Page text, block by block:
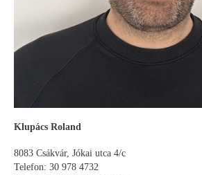
Klupács Roland
8083 Csákvár, Jókai utca 4/c
Telefon: 30 978 4732